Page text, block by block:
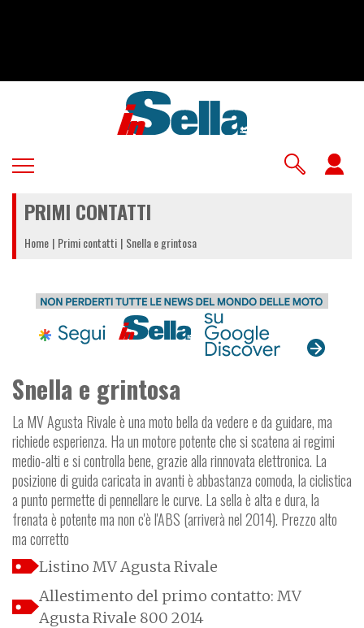
PRIMI CONTATTI
Home Primi contatti Snella e grintosa
Snella e grintosa
La MV Agusta Rivale è una moto bella da vedere e da guidare, ma
richiede esperienza. Ha un motore potente che si scatena ai regimi
medio-alti e si controlla bene, grazie alla rinnovata elettronica. La
posizione di guida caricata in avanti è abbastanza comoda, la ciclistica
a punto permette di pennellare le curve. La sella è alta e dura, la
frenata è potente ma non c'è l'ABS (arriverà nel 2014). Prezzo alto
ma corretto
Listino MV Agusta Rivale
Allestimento del primo contatto: MV
Agusta Rivale 800 2014